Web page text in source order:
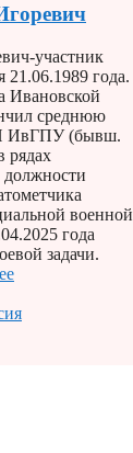
участник
года.
Ивановской
среднюю
ИвГПУ (бывш.
военной
года
задачи.